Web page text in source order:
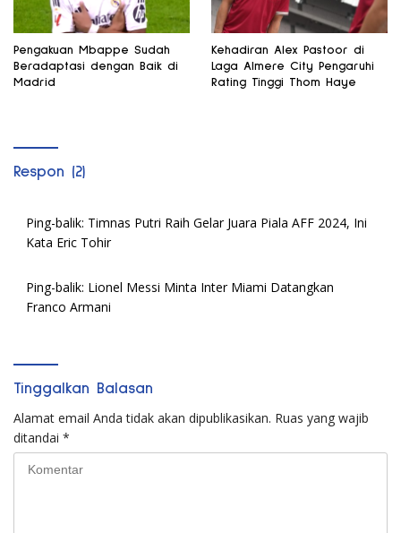
Pengakuan Mbappe Sudah
Beradaptasi dengan Baik di
Madrid
Kehadiran Alex Pastoor di
Laga Almere City Pengaruhi
Rating Tinggi Thom Haye
Respon (2)
Ping-balik: Timnas Putri Raih Gelar Juara Piala AFF 2024, Ini
Kata Eric Tohir
Ping-balik: Lionel Messi Minta Inter Miami Datangkan
Franco Armani
Tinggalkan Balasan
Alamat email Anda tidak akan dipublikasikan. Ruas yang wajib
ditandai *